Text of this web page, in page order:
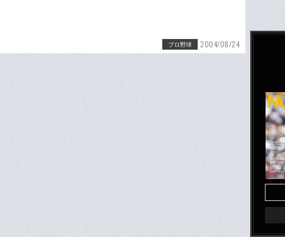
プロ野球 2004/08/24